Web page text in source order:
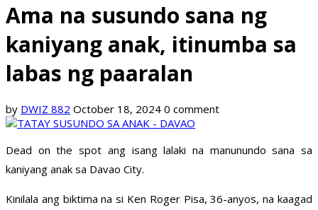
Ama na susundo sana ng
kaniyang anak, itinumba sa
labas ng paaralan
by DWIZ 882 October 18, 2024 0 comment
Dead on the spot ang isang lalaki na manunundo sana sa
kaniyang anak sa Davao City.
Kinilala ang biktima na si Ken Roger Pisa, 36-anyos, na kaagad